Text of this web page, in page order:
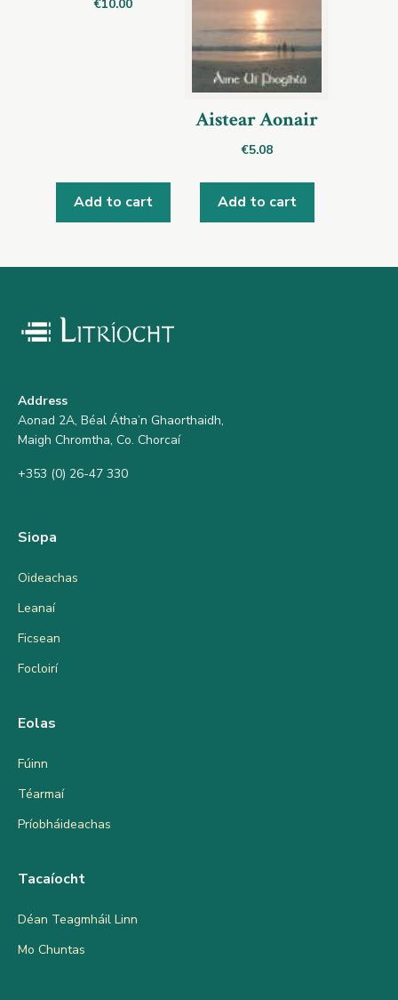
€10.00
Add to cart
Aistear Aonair
€5.08
Add to cart
Address
Aonad 2A, Béal Átha’n Ghaorthaidh,
Maigh Chromtha, Co. Chorcaí
+353 (0) 26-47 330
Siopa
Oideachas
Leanaí
Ficsean
Focloirí
Eolas
Fúinn
Téarmaí
Príobháideachas
Tacaíocht
Déan Teagmháil Linn
Mo Chuntas